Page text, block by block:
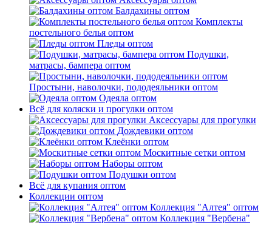
Балдахины оптом
Комплекты
постельного белья оптом
Пледы оптом
Подушки,
матрасы, бампера оптом
Простыни, наволочки, пододеяльники оптом
Одеяла оптом
Всё для коляски и прогулки оптом
Аксессуары для прогулки
Дождевики оптом
Клеёнки оптом
Москитные сетки оптом
Наборы оптом
Подушки оптом
Всё для купания оптом
Коллекции оптом
Коллекция "Алтея" оптом
Коллекция "Вербена"